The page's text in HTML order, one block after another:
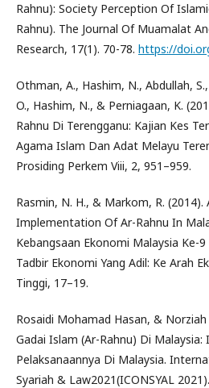
Rahnu): Society Perception Of
Rahnu). The Journal Of Muamalat
Research, 17(1). 70-78. https://
Othman, A., Hashim, N., Abdullah,
O., Hashim, N., & Perniagaan, K.
Rahnu Di Terengganu: Kajian Kes
Agama Islam Dan Adat Melayu
Prosiding Perkem Viii, 2, 951–959.
Rasmin, N. H., & Markom, R. (2014).
Implementation Of Ar-Rahnu In
Kebangsaan Ekonomi Malaysia Ke-9
Tadbir Ekonomi Yang Adil: Ke Arah
Tinggi, 17–19.
Rosaidi Mohamad Hasan, &
Gadai Islam (Ar-Rahnu) Di Malaysia:
Pelaksanaannya Di Malaysia.
Syariah & Law2021(ICONSYAL